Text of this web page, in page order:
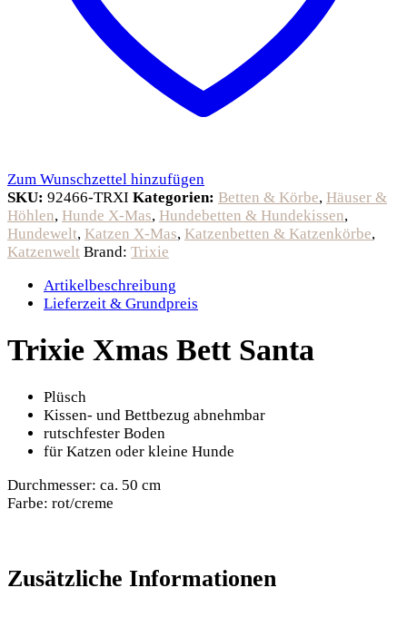
Zum Wunschzettel hinzufügen
SKU: 92466-TRXI Kategorien: Betten & Körbe, Häuser &
Höhlen, Hunde X-Mas, Hundebetten & Hundekissen,
Hundewelt, Katzen X-Mas, Katzenbetten & Katzenkörbe,
Katzenwelt Brand: Trixie
Artikelbeschreibung
Lieferzeit & Grundpreis
Trixie Xmas Bett Santa
Plüsch
Kissen- und Bettbezug abnehmbar
rutschfester Boden
für Katzen oder kleine Hunde
Durchmesser: ca. 50 cm
Farbe: rot/creme
Zusätzliche Informationen